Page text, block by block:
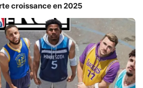
croissance en 2025